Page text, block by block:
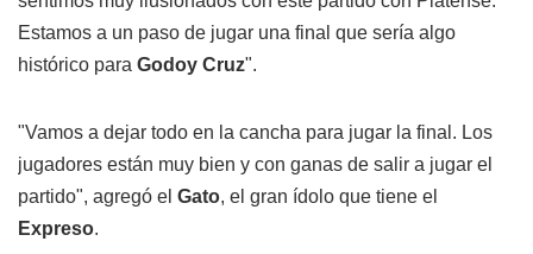
Estamos a un paso de jugar una final que sería algo
histórico para Godoy Cruz".
"Vamos a dejar todo en la cancha para jugar la final. Los
jugadores están muy bien y con ganas de salir a jugar el
partido", agregó el Gato, el gran ídolo que tiene el
Expreso.